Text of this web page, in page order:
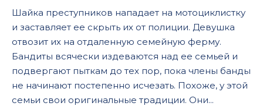
Шайка преступников нападает на мотоциклистку
и заставляет ее скрыть их от полиции. Девушка
отвозит их на отдаленную семейную ферму.
Бандиты всячески издеваются над ее семьей и
подвергают пыткам до тех пор, пока члены банды
не начинают постепенно исчезать. Похоже, у этой
семьи свои оригинальные традиции. Они...